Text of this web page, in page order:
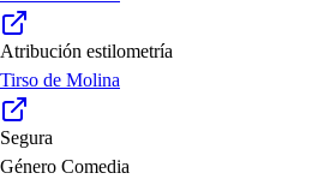
Atribución estilometría
Tirso de Molina
Segura
Género Comedia